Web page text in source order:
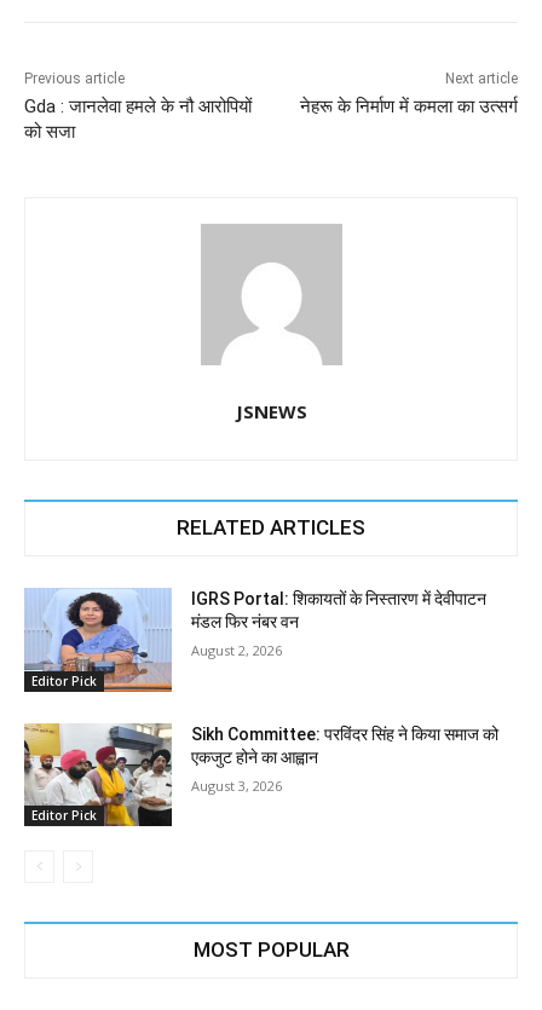
o
o
p
p
n
m
Previous article
Gda : जानलेवा हमले के नौ आरोपियों
को सजा
Next article
नेहरू के निर्माण में कमला का उत्सर्ग
JSNEWS
RELATED ARTICLES
Editor Pick
IGRS Portal: शिकायतों के निस्तारण में देवीपाटन
मंडल फिर नंबर वन
August 2, 2026
Editor Pick
Sikh Committee: परविंदर सिंह ने किया समाज को
एकजुट होने का आह्वान
August 3, 2026
MOST POPULAR